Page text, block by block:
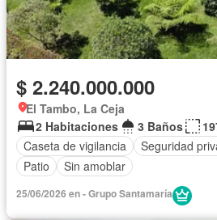
$ 2.240.000.000
El Tambo, La Ceja
2 Habitaciones
3 Baños
Caseta de vigilancia
Seguridad
Patio
Sin amoblar
25/06/2026 en - Grupo Santamaría